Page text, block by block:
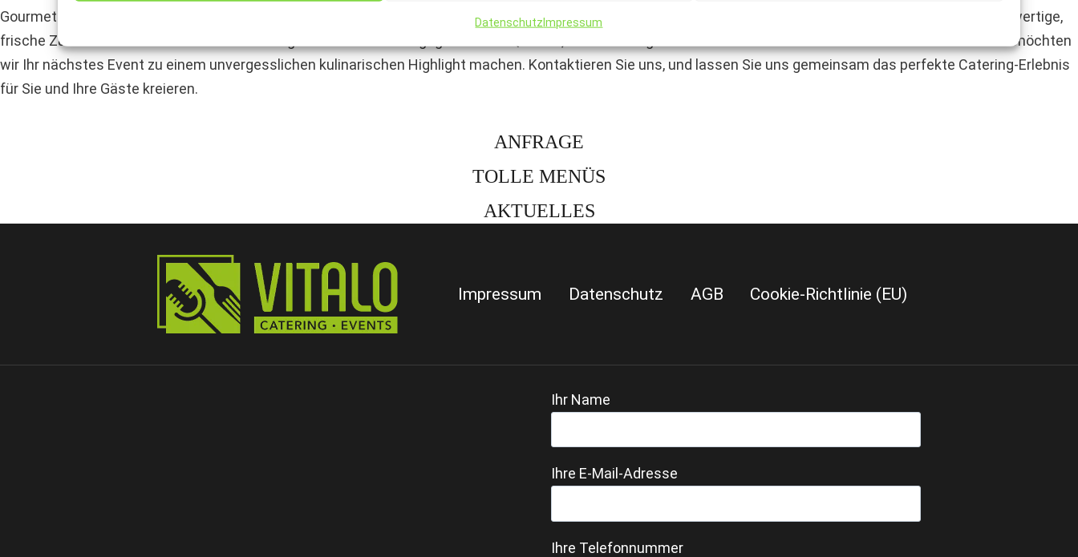
Datenschutz Impressum
Gourmet Partyservice Greifswald ist mehr als nur ein Cateringservice – es ist eine Einladung an all jene, die das Außergewöhnliche suchen und Wert auf hochwertige,
frische Zutaten sowie eine kreative Küche legen. Mit unserem Engagement für Qualität, unserem Auge fürs Detail und unserer Leidenschaft für Gastronomie möchten
wir Ihr nächstes Event zu einem unvergesslichen kulinarischen Highlight machen. Kontaktieren Sie uns, und lassen Sie uns gemeinsam das perfekte Catering-Erlebnis
für Sie und Ihre Gäste kreieren.
ANFRAGE
TOLLE MENÜS
AKTUELLES
Impressum Datenschutz AGB Cookie-Richtlinie (EU)
Ihr Name
Ihre E-Mail-Adresse
Ihre Telefonnummer